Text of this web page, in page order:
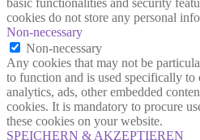
basic functionalities and security
cookies do not store any personal
Non-necessary
Non-necessary
Any cookies that may not be
to function and is used specifically to
analytics, ads, other embedded
cookies. It is mandatory to procure
these cookies on your website.
SPEICHERN & AKZEPTIEREN